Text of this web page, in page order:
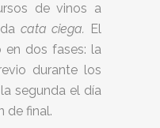
de vinos a
cata ciega. El
en dos fases: la
durante los
segunda el día
de final.